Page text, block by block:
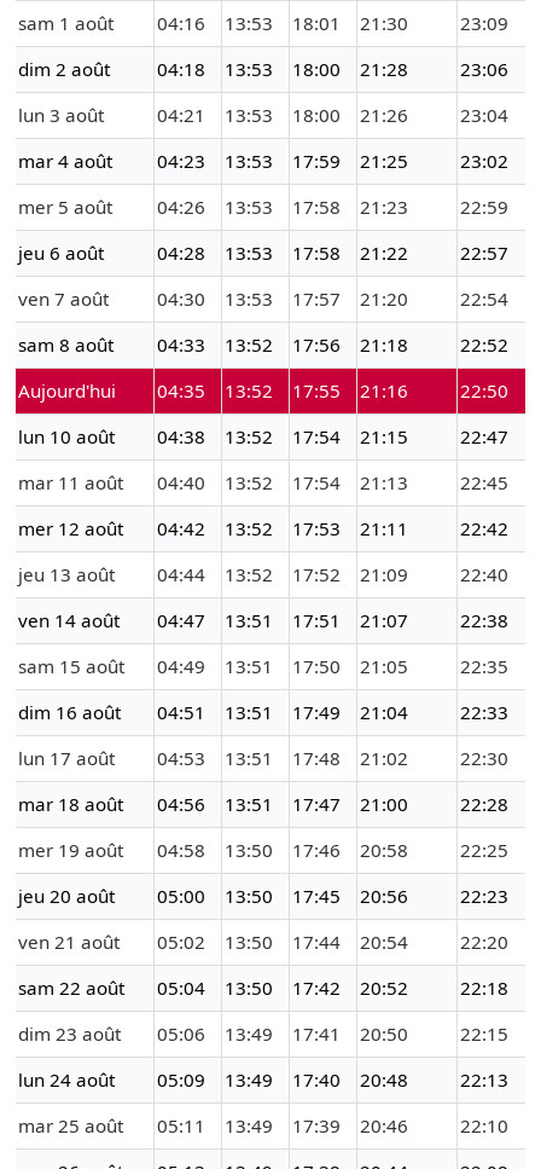
sam 1 août
04:16 13:53 18:01 21:30
23:09
dim 2 août
04:18 13:53 18:00 21:28
23:06
lun 3 août
04:21 13:53 18:00 21:26
23:04
mar 4 août
04:23 13:53 17:59 21:25
23:02
mer 5 août
04:26 13:53 17:58 21:23
22:59
jeu 6 août
04:28 13:53 17:58 21:22
22:57
ven 7 août
04:30 13:53 17:57 21:20
22:54
sam 8 août
04:33 13:52 17:56 21:18
22:52
Aujourd'hui
04:35 13:52 17:55 21:16
22:50
lun 10 août
04:38 13:52 17:54 21:15
22:47
mar 11 août
04:40 13:52 17:54 21:13
22:45
mer 12 août
04:42 13:52 17:53 21:11
22:42
jeu 13 août
04:44 13:52 17:52 21:09
22:40
ven 14 août
04:47 13:51 17:51 21:07
22:38
sam 15 août
04:49 13:51 17:50 21:05
22:35
dim 16 août
04:51 13:51 17:49 21:04
22:33
lun 17 août
04:53 13:51 17:48 21:02
22:30
mar 18 août
04:56 13:51 17:47 21:00
22:28
mer 19 août
04:58 13:50 17:46 20:58
22:25
jeu 20 août
05:00 13:50 17:45 20:56
22:23
ven 21 août
05:02 13:50 17:44 20:54
22:20
sam 22 août
05:04 13:50 17:42 20:52
22:18
dim 23 août
05:06 13:49 17:41 20:50
22:15
lun 24 août
05:09 13:49 17:40 20:48
22:13
mar 25 août
05:11 13:49 17:39 20:46
22:10